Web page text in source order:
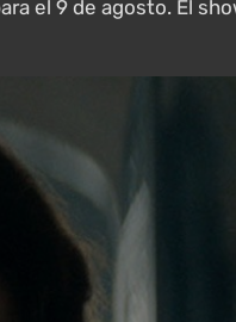
el 9 de agosto. El